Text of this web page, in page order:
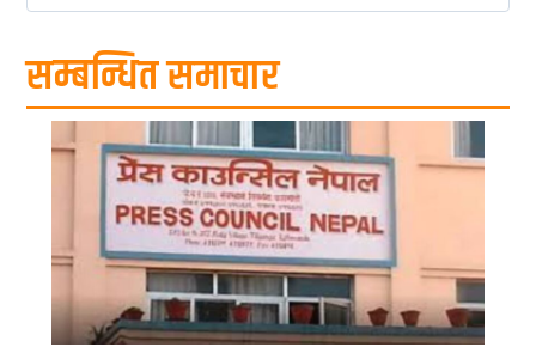
सम्बन्धित समाचार